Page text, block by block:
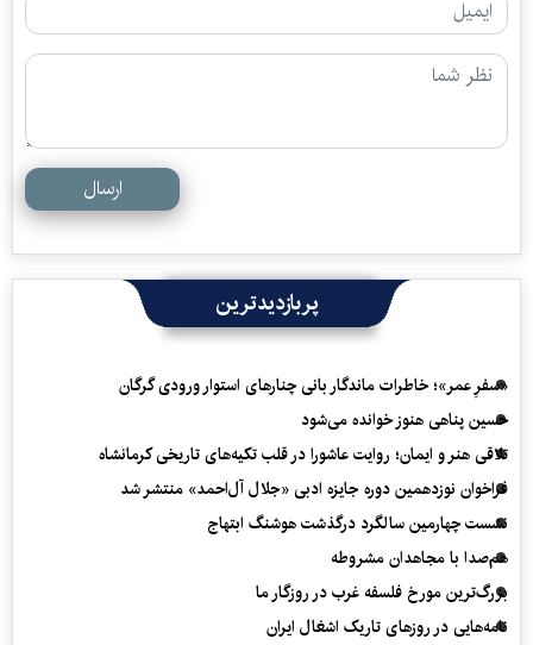
ارسال
پربازدیدترین
«سفرِ عمر»؛ خاطرات ماندگار بانی چنارهای استوار ورودی گرگان
حسین پناهی هنوز خوانده می‌شود
تلاقی هنر و ایمان؛ روایت عاشورا در قلب تکیه‌های تاریخی کرمانشاه
فراخوان نوزدهمین دوره جایزه ادبی «جلال آل‌احمد» منتشر شد
نشست چهارمین سالگرد درگذشت هوشنگ ابتهاج
هم‌صدا با مجاهدان مشروطه
بزرگ‌ترین مورخ فلسفه غرب در روزگار ما
نامه‌هایی در روزهای تاریک اشغال ایران